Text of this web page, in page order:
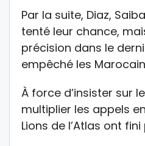
Par la suite, Diaz,
tenté leur chance,
précision dans le
empêché les
À force d’insister sur
multiplier les appels
Lions de l’Atlas ont